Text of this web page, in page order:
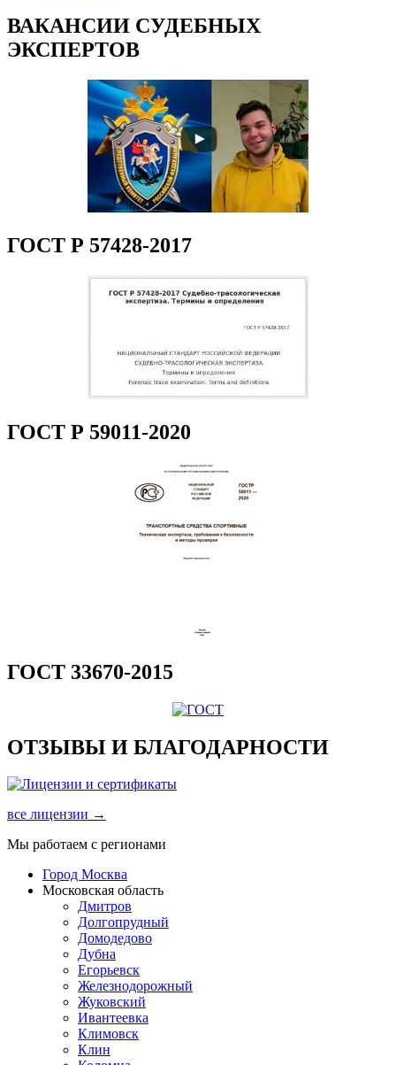
ВАКАНСИИ СУДЕБНЫХ
ЭКСПЕРТОВ
ГОСТ Р 57428-2017
ГОСТ Р 59011-2020
ГОСТ 33670-2015
ОТЗЫВЫ И БЛАГОДАРНОСТИ
все лицензии →
Мы работаем с регионами
Город Москва
Московская область
Дмитров
Долгопрудный
Домодедово
Дубна
Егорьевск
Железнодорожный
Жуковский
Ивантеевка
Климовск
Клин